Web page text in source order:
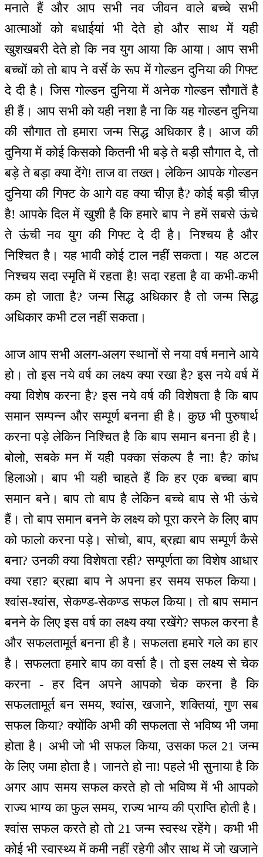
मनाते हैं और आप सभी नव जीवन वाले बच्चे सभी
आत्माओं को बधाईयां भी देते हो और साथ में यही
खुशखबरी देते हो कि नव युग आया कि आया। आप सभी
बच्चों को तो बाप ने वर्से के रूप में गोल्डन दुनिया की गिफ्ट
दे दी है। जिस गोल्डन दुनिया में अनेक गोल्डन सौगातें है
ही हैं। आप सभी को यही नशा है ना कि यह गोल्डन दुनिया
की सौगात तो हमारा जन्म सिद्ध अधिकार है। आज की
दुनिया में कोई किसको कितनी भी बड़े ते बड़ी सौगात दे, तो
बड़े ते बड़ा क्या देंगे! ताज वा तख्त। लेकिन आपके गोल्डन
दुनिया की गिफ्ट के आगे वह क्या चीज़ है? कोई बड़ी चीज़
है! आपके दिल में खुशी है कि हमारे बाप ने हमें सबसे ऊंचे
ते ऊंची नव युग की गिफ्ट दे दी है। निश्चय है और
निश्चित है। यह भावी कोई टाल नहीं सकता। यह अटल
निश्चय सदा स्मृति में रहता है! सदा रहता है वा कभी-कभी
कम हो जाता है? जन्म सिद्ध अधिकार है तो जन्म सिद्ध
अधिकार कभी टल नहीं सकता।
आज आप सभी अलग-अलग स्थानों से नया वर्ष मनाने आये
हो। तो इस नये वर्ष का लक्ष्य क्या रखा है? इस नये वर्ष में
क्या विशेष करना है? इस नये वर्ष की विशेषता है कि बाप
समान सम्पन्न और सम्पूर्ण बनना ही है। कुछ भी पुरुषार्थ
करना पड़े लेकिन निश्चित है कि बाप समान बनना ही है।
बोलो, सबके मन में यही पक्का संकल्प है ना! है? कांध
हिलाओ। बाप भी यही चाहते हैं कि हर एक बच्चा बाप
समान बने। बाप तो बाप है लेकिन बच्चे बाप से भी ऊंचे
हैं। तो बाप समान बनने के लक्ष्य को पूरा करने के लिए बाप
को फालो करना पड़े। सोचो, बाप, ब्रह्मा बाप सम्पूर्ण कैसे
बना? उनकी क्या विशेषता रही? सम्पूर्णता का विशेष आधार
क्या रहा? ब्रह्मा बाप ने अपना हर समय सफल किया।
श्वांस-श्वांस, सेकण्ड-सेकण्ड सफल किया। तो बाप समान
बनने के लिए इस वर्ष का लक्ष्य क्या रखेंगे? सफल करना है
और सफलतामूर्त बनना ही है। सफलता हमारे गले का हार
है। सफलता हमारे बाप का वर्सा है। तो इस लक्ष्य से चेक
करना - हर दिन अपने आपको चेक करना है कि
सफलतामूर्त बन समय, श्वांस, खजाने, शक्तियां, गुण सब
सफल किया? क्योंकि अभी की सफलता से भविष्य भी जमा
होता है। अभी जो भी सफल किया, उसका फल 21 जन्म
के लिए जमा होता है। जानते हो ना! पहले भी सुनाया है कि
अगर आप समय सफल करते हो तो भविष्य में भी आपको
राज्य भाग्य का फुल समय, राज्य भाग्य की प्राप्ति होती है।
श्वांस सफल करते हो तो 21 जन्म स्वस्थ रहेंगे। कभी भी
कोई भी स्वास्थ्य में कमी नहीं रहेगी और साथ में जो खजाने